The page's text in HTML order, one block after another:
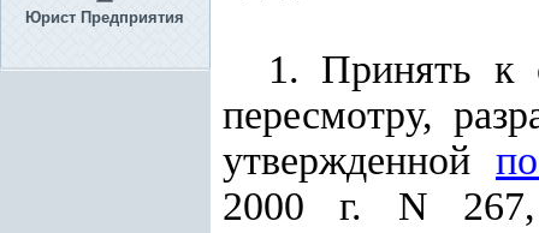
Юрист Предприятия
1. Принять к
пересмотру,
утвержденной
2000 г. N 267,